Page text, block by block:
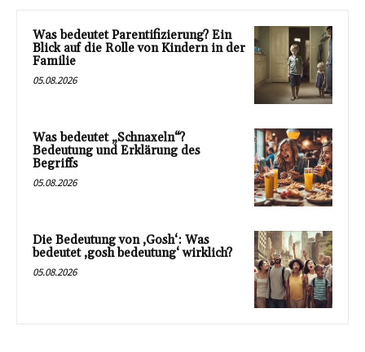
Was bedeutet Parentifizierung? Ein
Blick auf die Rolle von Kindern in der
Familie
05.08.2026
Was bedeutet „Schnaxeln“?
Bedeutung und Erklärung des
Begriffs
05.08.2026
Die Bedeutung von ‚Gosh‘: Was
bedeutet ‚gosh bedeutung‘ wirklich?
05.08.2026